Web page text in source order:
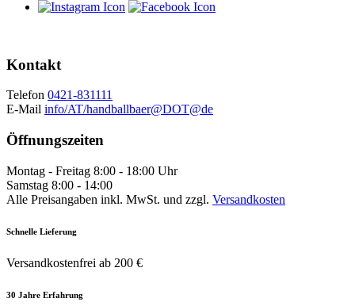
Kontakt
Telefon 0421-831111
E-Mail info/AT/handballbaer@DOT@de
Öffnungszeiten
Montag - Freitag 8:00 - 18:00 Uhr
Samstag 8:00 - 14:00
Alle Preisangaben inkl. MwSt. und zzgl. Versandkosten
Schnelle Lieferung
Versandkostenfrei ab 200 €
30 Jahre Erfahrung